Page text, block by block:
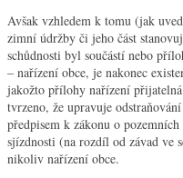
Avšak vzhledem k tomu (jak
zimní údržby či jeho část
schůdnosti byl součástí nebo
– nařízení obce, je nakonec
jakožto přílohy nařízení
tvrzeno, že upravuje
předpisem k zákonu o
sjízdnosti (na rozdíl od závad ve
nikoliv nařízení obce.